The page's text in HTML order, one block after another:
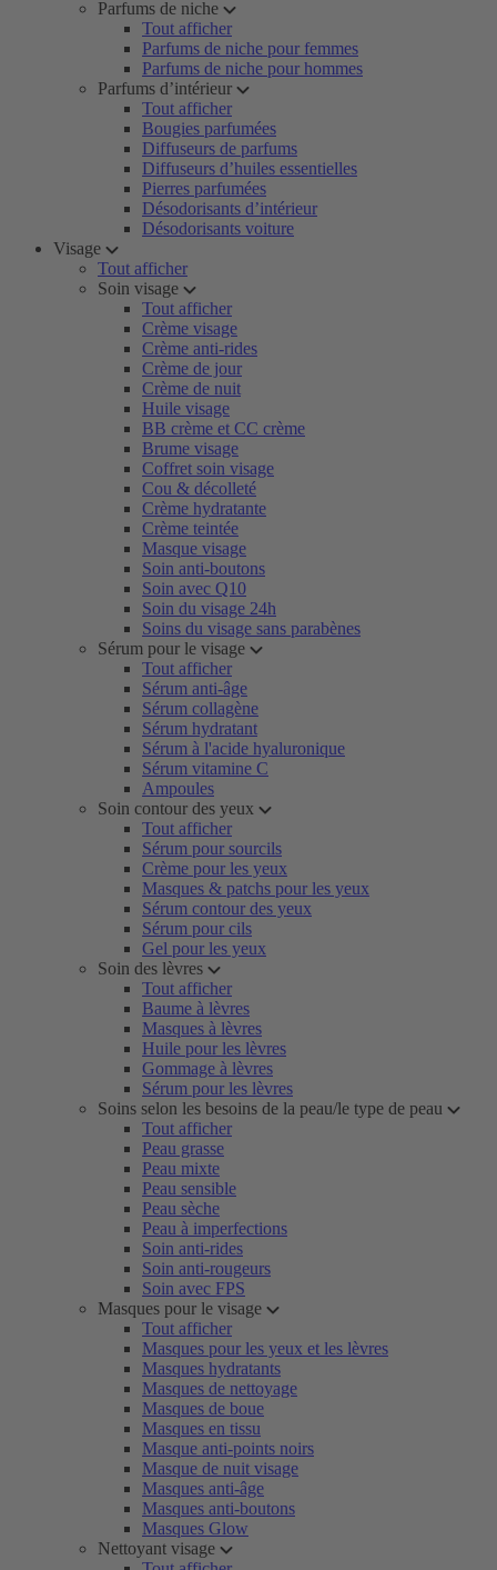
Parfums de niche
Tout afficher
Parfums de niche pour femmes
Parfums de niche pour hommes
Parfums d’intérieur
Tout afficher
Bougies parfumées
Diffuseurs de parfums
Diffuseurs d’huiles essentielles
Pierres parfumées
Désodorisants d’intérieur
Désodorisants voiture
Visage
Tout afficher
Soin visage
Tout afficher
Crème visage
Crème anti-rides
Crème de jour
Crème de nuit
Huile visage
BB crème et CC crème
Brume visage
Coffret soin visage
Cou & décolleté
Crème hydratante
Crème teintée
Masque visage
Soin anti-boutons
Soin avec Q10
Soin du visage 24h
Soins du visage sans parabènes
Sérum pour le visage
Tout afficher
Sérum anti-âge
Sérum collagène
Sérum hydratant
Sérum à l'acide hyaluronique
Sérum vitamine C
Ampoules
Soin contour des yeux
Tout afficher
Sérum pour sourcils
Crème pour les yeux
Masques & patchs pour les yeux
Sérum contour des yeux
Sérum pour cils
Gel pour les yeux
Soin des lèvres
Tout afficher
Baume à lèvres
Masques à lèvres
Huile pour les lèvres
Gommage à lèvres
Sérum pour les lèvres
Soins selon les besoins de la peau/le type de peau
Tout afficher
Peau grasse
Peau mixte
Peau sensible
Peau sèche
Peau à imperfections
Soin anti-rides
Soin anti-rougeurs
Soin avec FPS
Masques pour le visage
Tout afficher
Masques pour les yeux et les lèvres
Masques hydratants
Masques de nettoyage
Masques de boue
Masques en tissu
Masque anti-points noirs
Masque de nuit visage
Masques anti-âge
Masques anti-boutons
Masques Glow
Nettoyant visage